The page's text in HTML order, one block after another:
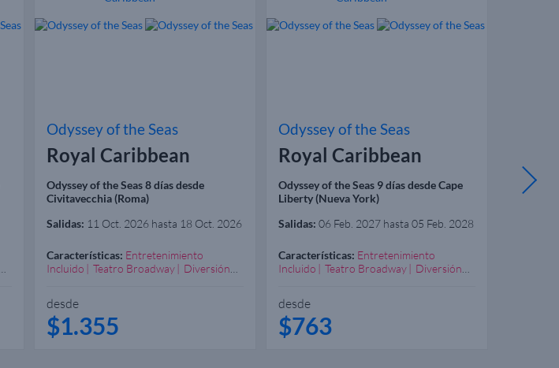
Odyssey of the Seas
Royal Caribbean
Odyssey of the Seas 8 días desde
Civitavecchia (Roma)
Salidas: 11 Oct. 2026 hasta 18 Oct. 2026
Características: Entretenimiento
Incluido
Teatro Broadway
Diversión
desde
$1.355
Odyssey of the Seas
Royal Caribbean
Odyssey of the Seas 9 días desde Cape
Liberty (Nueva York)
Salidas: 06 Feb. 2027 hasta 05 Feb. 2028
Características: Entretenimiento
Incluido
Teatro Broadway
Diversión
desde
$763
Odyssey
Liberty